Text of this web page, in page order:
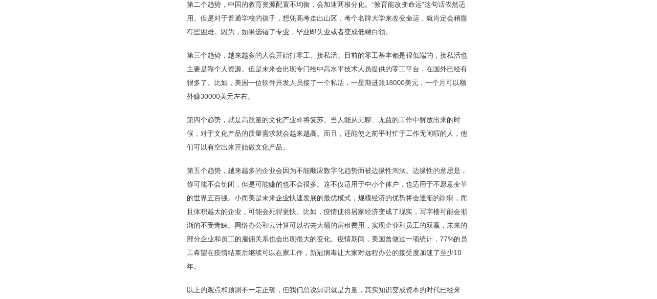
第二个趋势，中国的教育资源配置不均衡，会加速两极分化。“教育能改变命运”这句话依然适
用。但是对于普通学校的孩子，想凭高考走出山区，考个名牌大学来改变命运，就肯定会稍微
有些困难。因为，如果选错了专业，毕业即失业或者变成低端白领。
第三个趋势，越来越多的人会开始打零工、接私活。目前的零工基本都是很低端的，接私活也
主要是靠个人资源。但是未来会出现专门给中高水平技术人员提供的零工平台，在国外已经有
很多了。比如，美国一位软件开发人员接了一个私活，一星期进账18000美元，一个月可以额
外赚30000美元左右。
第四个趋势，就是高质量的文化产业即将复苏。当人能从无聊、无益的工作中解放出来的时
候，对于文化产品的质量需求就会越来越高。而且，还能使之前平时忙于工作无闲暇的人，他
们可以有空出来开始做文化产品。
第五个趋势，越来越多的企业会因为不能顺应数字化趋势而被边缘性淘汰。边缘性的意思是，
你可能不会倒闭，但是可能赚的也不会很多。这不仅适用于中小个体户，也适用于不愿意变革
的世界五百强。小而美是未来企业快速发展的最优模式，规模经济的优势将会逐渐的削弱，而
且体积越大的企业，可能会死得更快。比如，疫情使得居家经济变成了现实，写字楼可能会渐
渐的不受青睐。网络办公和云计算可以省去大额的房租费用，实现企业和员工的双赢，未来的
部分企业和员工的雇佣关系也会出现很大的变化。疫情期间，美国曾做过一项统计，77%的员
工希望在疫情结束后继续可以在家工作，新冠病毒让大家对远程办公的接受度加速了至少10
年。
以上的观点和预测不一定正确，但我们总说知识就是力量，其实知识变成资本的时代已经来